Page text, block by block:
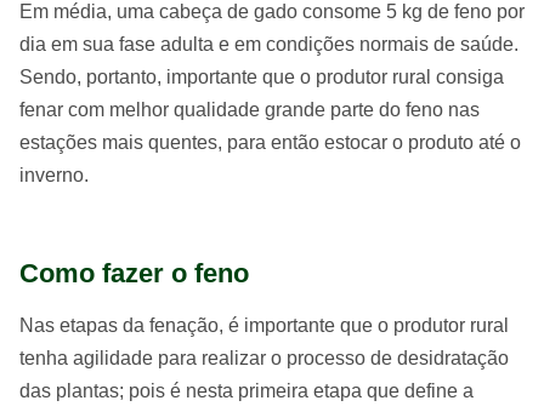
Em média, uma cabeça de gado consome 5 kg de feno por
dia em sua fase adulta e em condições normais de saúde.
Sendo, portanto, importante que o produtor rural consiga
fenar com melhor qualidade grande parte do feno nas
estações mais quentes, para então estocar o produto até o
inverno.
Como fazer o feno
Nas etapas da fenação, é importante que o produtor rural
tenha agilidade para realizar o processo de desidratação
das plantas; pois é nesta primeira etapa que define a